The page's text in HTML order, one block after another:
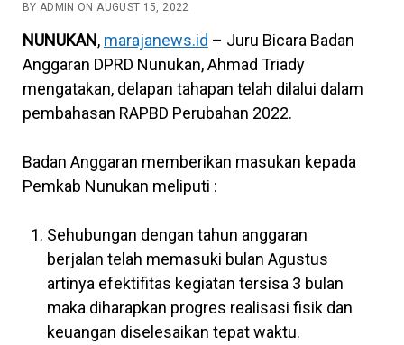
BY ADMIN ON AUGUST 15, 2022
NUNUKAN, marajanews.id – Juru Bicara Badan
Anggaran DPRD Nunukan, Ahmad Triady
mengatakan, delapan tahapan telah dilalui dalam
pembahasan RAPBD Perubahan 2022.
Badan Anggaran memberikan masukan kepada
Pemkab Nunukan meliputi :
Sehubungan dengan tahun anggaran
berjalan telah memasuki bulan Agustus
artinya efektifitas kegiatan tersisa 3 bulan
maka diharapkan progres realisasi fisik dan
keuangan diselesaikan tepat waktu.